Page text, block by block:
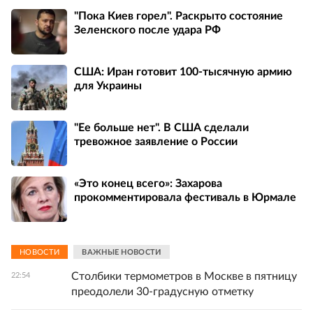
"Пока Киев горел". Раскрыто состояние
Зеленского после удара РФ
США: Иран готовит 100-тысячную армию
для Украины
"Ее больше нет". В США сделали
тревожное заявление о России
«Это конец всего»: Захарова
прокомментировала фестиваль в Юрмале
НОВОСТИ ВАЖНЫЕ НОВОСТИ
22:54
Столбики термометров в Москве в пятницу
преодолели 30-градусную отметку